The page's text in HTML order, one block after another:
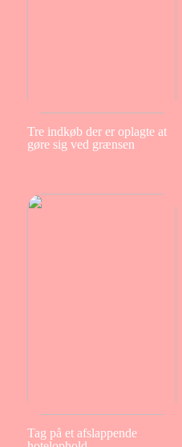
Tre indkøb der er oplagte at
gøre sig ved grænsen
Tag på et afslappende